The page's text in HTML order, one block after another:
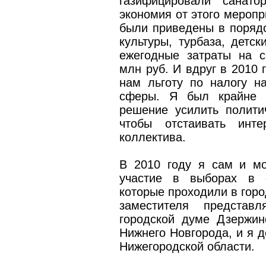
экономия от этого
были приведены в
культуры, турбаза,
ежегодные затраты на
млн руб. И вдруг в 2010
нам льготу по налогу
сферы. Я был крайне
решение усилить
чтобы отстаивать
коллектива.
В 2010 году я сам и
участие в выборах в
которые проходили в
заместителя
городской думе
Нижнего Новгорода, и я
Нижегородской области.